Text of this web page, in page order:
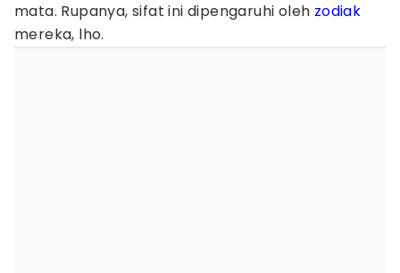
mata. Rupanya, sifat ini dipengaruhi oleh zodiak
mereka, lho.